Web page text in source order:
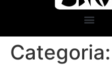
Categoria: